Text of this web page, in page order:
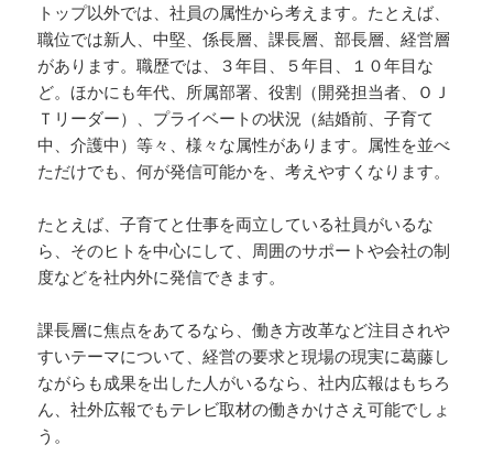
トップ以外では、社員の属性から考えます。たとえば、
職位では新人、中堅、係長層、課長層、部長層、経営層
があります。職歴では、３年目、５年目、１０年目な
ど。ほかにも年代、所属部署、役割（開発担当者、ＯＪ
Ｔリーダー）、プライベートの状況（結婚前、子育て
中、介護中）等々、様々な属性があります。属性を並べ
ただけでも、何が発信可能かを、考えやすくなります。
たとえば、子育てと仕事を両立している社員がいるな
ら、そのヒトを中心にして、周囲のサポートや会社の制
度などを社内外に発信できます。
課長層に焦点をあてるなら、働き方改革など注目されや
すいテーマについて、経営の要求と現場の現実に葛藤し
ながらも成果を出した人がいるなら、社内広報はもちろ
ん、社外広報でもテレビ取材の働きかけさえ可能でしょ
う。